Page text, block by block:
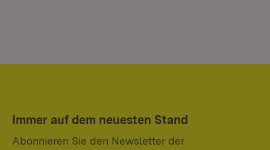
Immer auf dem neuesten Stand
Abonnieren Sie den Newsletter der